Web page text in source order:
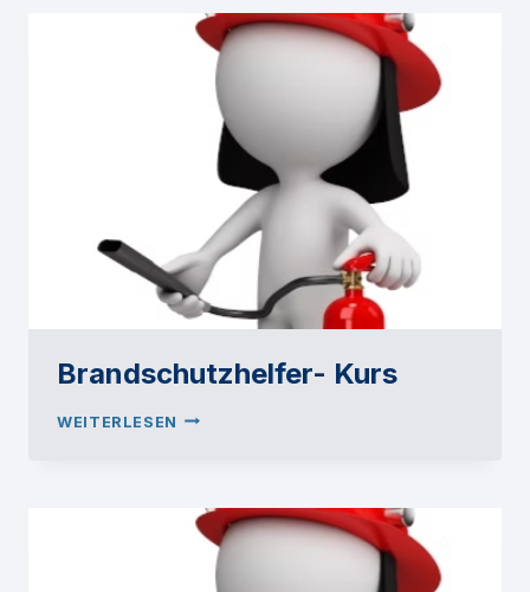
Brandschutzhelfer- Kurs
WEITERLESEN BRANDSCHUTZHELFER-